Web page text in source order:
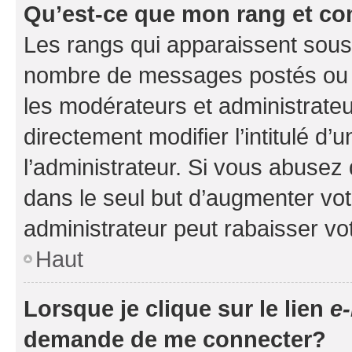
Qu’est-ce que mon rang et
Les rangs qui apparaissent
nombre de messages postés
les modérateurs et
directement modifier l’intitulé
l’administrateur. Si vous
dans le seul but d’augmenter
administrateur peut rabaisser
Haut
Lorsque je clique sur le lien
demande de me connecter?